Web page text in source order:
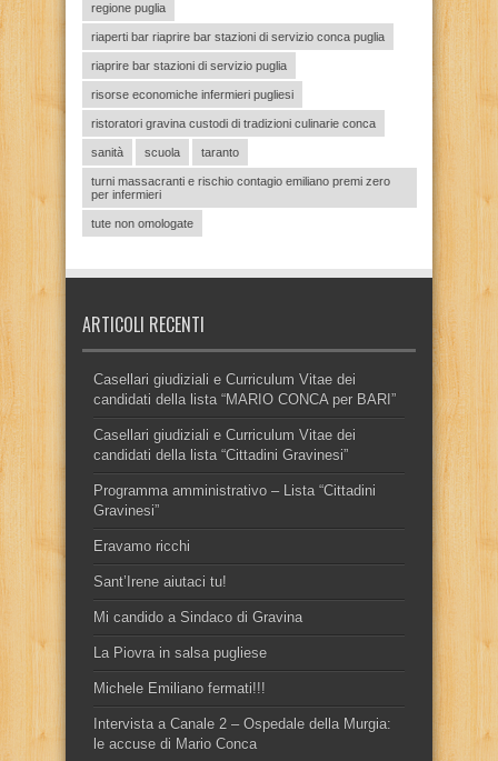
regione puglia
riaperti bar riaprire bar stazioni di servizio conca puglia
riaprire bar stazioni di servizio puglia
risorse economiche infermieri pugliesi
ristoratori gravina custodi di tradizioni culinarie conca
sanità scuola taranto
turni massacranti e rischio contagio emiliano premi zero
per infermieri
tute non omologate
ARTICOLI RECENTI
Casellari giudiziali e Curriculum Vitae dei
candidati della lista “MARIO CONCA per BARI”
Casellari giudiziali e Curriculum Vitae dei
candidati della lista “Cittadini Gravinesi”
Programma amministrativo – Lista “Cittadini
Gravinesi”
Eravamo ricchi
Sant’Irene aiutaci tu!
Mi candido a Sindaco di Gravina
La Piovra in salsa pugliese
Michele Emiliano fermati!!!
Intervista a Canale 2 – Ospedale della Murgia:
le accuse di Mario Conca